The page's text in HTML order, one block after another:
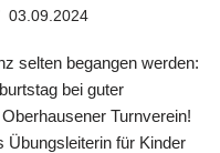
03.09.2024
selten begangen werden:
bei guter
Turnverein!
Übungsleiterin für Kinder